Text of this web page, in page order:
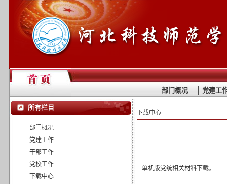
部门概况│ 党建工
所有栏目
部门概况
党建工作
干部工作
党校工作
下载中心
下载中心
单机版党统相关材料下载。